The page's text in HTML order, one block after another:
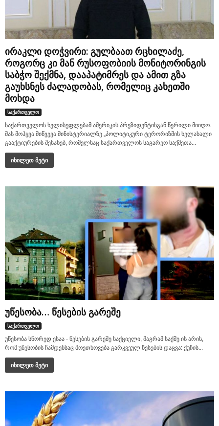
ირაკლი დოჭვირი: გულბაათ რცხილაძე,
როგორც კი მან რუსოფობიის მონიტორინგის
საბჭო შექმნა, დააპატიმრეს და ამით გზა
გაუხსნეს ძალადობას, რომელიც კახეთში
მოხდა
საქართველო
საქართველოს ხელისუფლებამ ამერიკის პრეზიდენტისგან წერილი მიიღო.
მას მოჰყვა მიწვევა მინისტერიალზე „პოლიტიკური ტერორიზმის ხელახალი
გააქტიურების შესახებ, რომელსაც საქართველოს საგარეო საქმეთა...
იხილეთ მეტი
უწესობა… წესების გარეშე
საქართველო
უწესობა სწორედ ესაა - წესების გარეშე საქციელი, მაგრამ საქმე ის არის,
რომ უწესობის ჩამდენსაც მოეთხოვება გარკვეულ წესების დაცვა: ქუჩის...
იხილეთ მეტი